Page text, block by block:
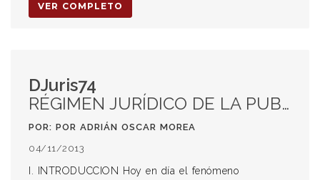
VER COMPLETO
DJuris74
RÉGIMEN JURÍDICO DE LA PUBLICIDAD DE LOS ABOGADOS
POR: POR ADRIÁN OSCAR MOREA
04/11/2013
I. INTRODUCCION Hoy en día el fenómeno